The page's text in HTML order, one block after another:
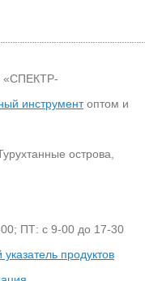
«СПЕКТР-
инструментоптом и
острова,
ПТ: с 9-00 до 17-30
продуктов